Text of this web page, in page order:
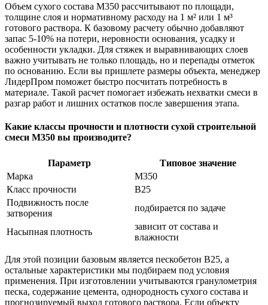
Объем сухого состава М350 рассчитывают по площади,
толщине слоя и нормативному расходу на 1 м² или 1 м³
готового раствора. К базовому расчету обычно добавляют
запас 5-10% на потери, неровности основания, усадку и
особенности укладки. Для стяжек и выравнивающих слоев
важно учитывать не только площадь, но и перепады отметок
по основанию. Если вы пришлете размеры объекта, менеджер
ЛидерПром поможет быстро посчитать потребность в
материале. Такой расчет помогает избежать нехватки смеси в
разгар работ и лишних остатков после завершения этапа.
Какие классы прочности и плотности сухой строительной
смеси М350 вы производите?
Параметр
Типовое значение
Марка
М350
Класс прочности
В25
Подвижность после
затворения
подбирается по задаче
Насыпная плотность
зависит от состава и
влажности
Для этой позиции базовым является пескобетон В25, а
остальные характеристики мы подбираем под условия
применения. При изготовлении учитываются гранулометрия
песка, содержание цемента, однородность сухого состава и
прогнозируемый выход готового раствора. Если объекту